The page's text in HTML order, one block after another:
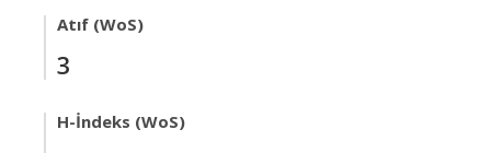
Atıf (WoS)
3
H-İndeks (WoS)